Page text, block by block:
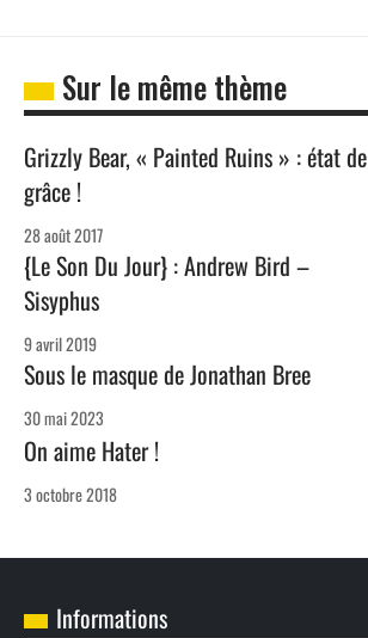
Sur le même thème
Grizzly Bear, « Painted Ruins » : état de
grâce !
28 août 2017
{Le Son Du Jour} : Andrew Bird –
Sisyphus
9 avril 2019
Sous le masque de Jonathan Bree
30 mai 2023
On aime Hater !
3 octobre 2018
Informations